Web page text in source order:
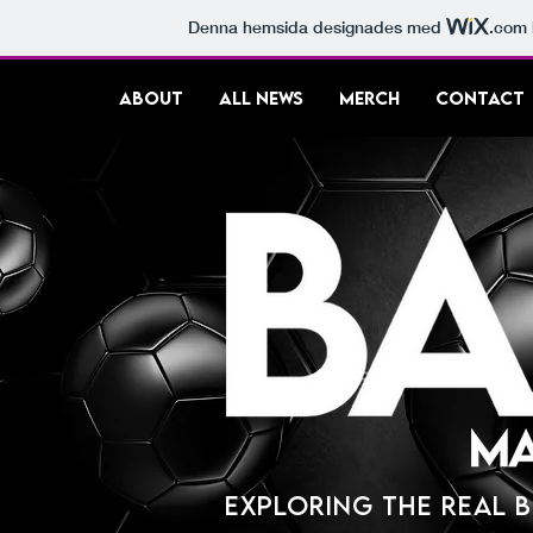
Denna hemsida designades med .com
ABOUT ALL NEWS MERCH CONTACT
Exploring the real